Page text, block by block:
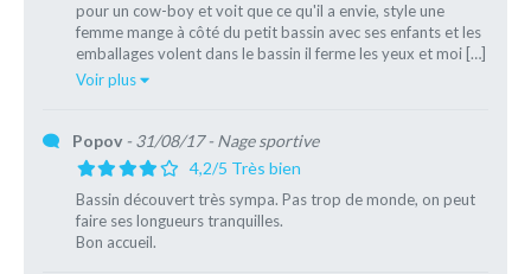
pour un cow-boy et voit que ce qu'il a envie, style une
femme mange à côté du petit bassin avec ses enfants et les
emballages volent dans le bassin il ferme les yeux et moi […]
Voir plus
Popov - 31/08/17- Nage sportive
4,2/5 Très bien
Bassin découvert très sympa. Pas trop de monde, on peut
faire ses longueurs tranquilles.
Bon accueil.